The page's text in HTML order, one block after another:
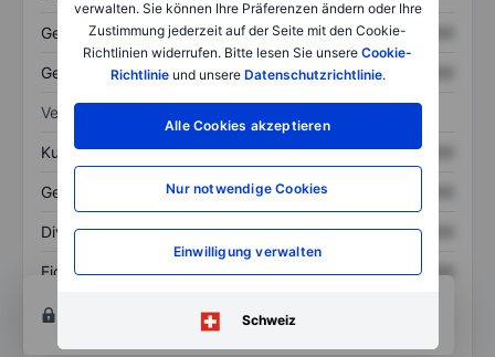
verwalten. Sie können Ihre Präferenzen ändern oder Ihre
Zustimmung jederzeit auf der Seite mit den Cookie-
Richtlinien widerrufen. Bitte lesen Sie unsere Cookie-
Richtlinieund unsere Datenschutzrichtlinie.
Alle Cookies akzeptieren
Nur notwendige Cookies
Einwilligung verwalten
Schweiz
Gesamtvermögen XXXXXXX XXXXXXX
Gesamtschulden XXXXXXX
Verhältnisse
Kurs/Umsatz XXXXXXX XXXXXXX
Gewinn je Aktie XXXXXXX
Dividende je Aktie XXXXXXX XXXXXXX
Eigenkapitalrendite XXXXXXX
XXXXXXX
und Analyse-Tools zu erhalten.